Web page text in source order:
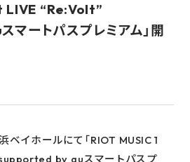
LIVE “Re:Volt”
ートパスプレミアム」開
ベイホールにて「RIOT MUSIC 1
by auスマートパスプ